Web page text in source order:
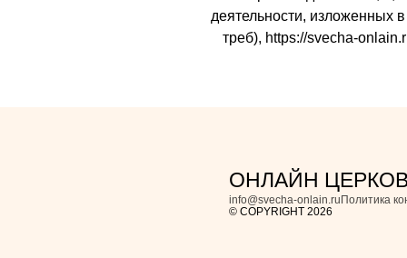
деятельности, изложенных
треб), https://svecha-
ОНЛАЙН
info@svecha-onlain.ru Политика
© COPYRIGHT 2026